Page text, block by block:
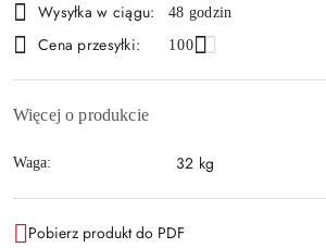
i
dostawa
Wysyłka w ciągu: 48 godzin
Cena przesyłki: 100
Więcej o produkcie
Waga: 32 kg
Pobierz produkt do PDF